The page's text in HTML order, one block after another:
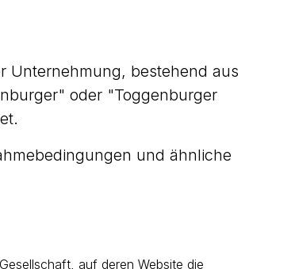
Unternehmung, bestehend aus
oder "Toggenburger
und ähnliche
auf deren Website die